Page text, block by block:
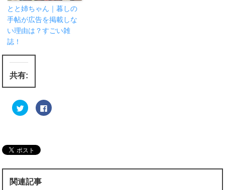
とと姉ちゃん｜暮しの
手帖が広告を掲載しな
い理由は？すごい雑
誌！
共有:
ク
リ
w
i
e
r
で
F
a
す
関連記事